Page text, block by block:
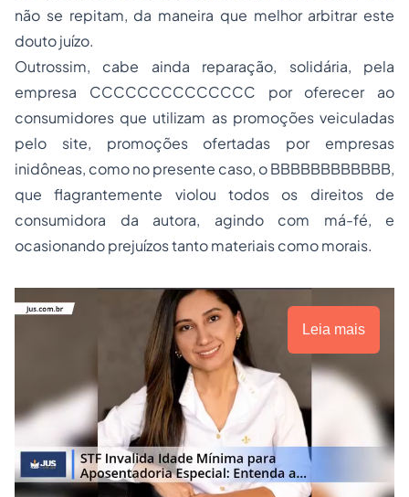
não se repitam, da maneira que melhor arbitrar este
douto juízo.
Outrossim, cabe ainda reparação, solidária, pela
empresa CCCCCCCCCCCCCC por oferecer ao
consumidores que utilizam as promoções veiculadas
pelo site, promoções ofertadas por empresas
inidôneas, como no presente caso, o BBBBBBBBBBBB,
que flagrantemente violou todos os direitos de
consumidora da autora, agindo com má-fé, e
ocasionando prejuízos tanto materiais como morais.
Leia mais